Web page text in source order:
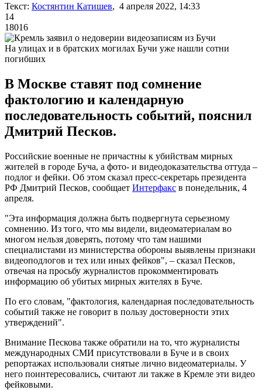
Текст: Костянтин Катишев, 4 апреля 2022, 14:33
14
18016
На улицах и в братских могилах Бучи уже нашли сотни
погибших
В Москве ставят под сомнение
фактологию и календарную
последовательность событий, пояснил
Дмитрий Песков.
Российские военные не причастны к убийствам мирных
жителей в городе Буча, а фото- и видеодоказательства оттуда –
подлог и фейки. Об этом сказал пресс-секретарь президента
РФ Дмитрий Песков, сообщает Интерфакс в понедельник, 4
апреля.
"Эта информация должна быть подвергнута серьезному
сомнению. Из того, что мы видели, видеоматериалам во
многом нельзя доверять, потому что там нашими
специалистами из министерства обороны выявлены признаки
видеоподлогов и тех или иных фейков", – сказал Песков,
отвечая на просьбу журналистов прокомментировать
информацию об убитых мирных жителях в Буче.
По его словам, "фактология, календарная последовательность
событий также не говорит в пользу достоверности этих
утверждений".
Внимание Пескова также обратили на то, что журналисты
международных СМИ присутствовали в Буче и в своих
репортажах использовали снятые лично видеоматериалы. У
него поинтересовались, считают ли также в Кремле эти видео
фейковыми.